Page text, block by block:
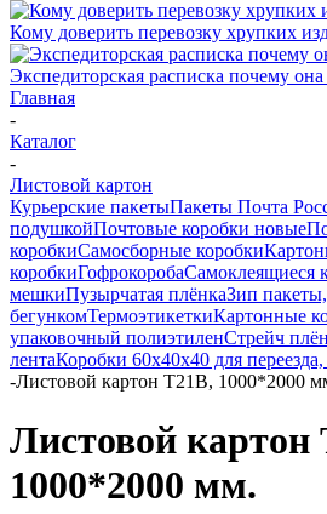
Кому доверить перевозку хрупких
Экспедиторская расписка почему
Главная
-
Каталог
-
Листовой картон
Курьерские пакетыПакеты Почта
подушкойПочтовые коробки новые
коробкиСамосборные коробки
коробкиГофрокоробаСамоклеящиеся
мешкиПузырчатая плёнкаЗип
бегункомТермоэтикеткиКартонные
упаковочный полиэтиленСтрейч
лентаКоробки 60х40х40 для
-Листовой картон Т21В, 1000*2000
Листовой картон
1000*2000 мм.